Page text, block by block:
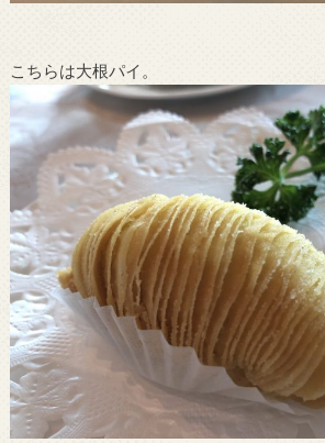
こちらは大根パイ。